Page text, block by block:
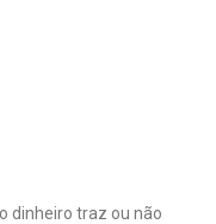
dinheiro traz ou não